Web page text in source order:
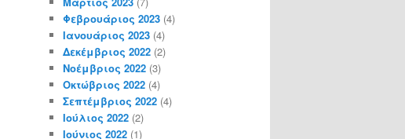
Φεβρουάριος 2023 (4)
Ιανουάριος 2023 (4)
Δεκέμβριος 2022 (2)
Νοέμβριος 2022 (3)
Οκτώβριος 2022 (4)
Σεπτέμβριος 2022 (4)
Ιούλιος 2022 (2)
Ιούνιος 2022 (1)